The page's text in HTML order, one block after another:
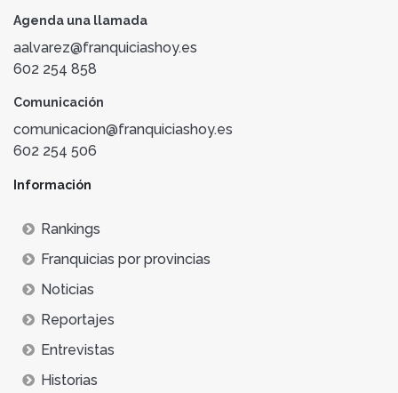
Agenda una llamada
aalvarez@franquiciashoy.es
602 254 858
Comunicación
comunicacion@franquiciashoy.es
602 254 506
Información
Rankings
Franquicias por provincias
Noticias
Reportajes
Entrevistas
Historias